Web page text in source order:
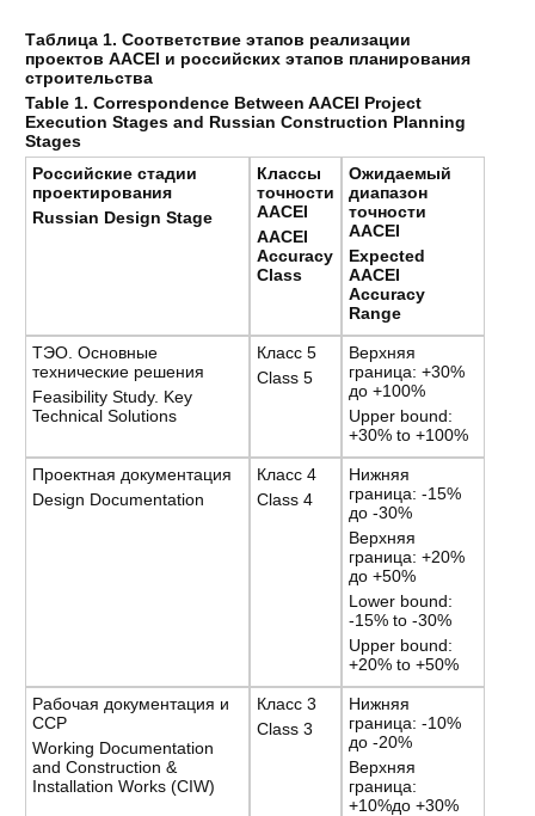
Таблица 1. Соответствие этапов реализации
проектов AACEI и российских этапов планирования
строительства
Table 1. Correspondence Between AACEI Project
Execution Stages and Russian Construction Planning
Stages
Российские стадии
проектирования
Russian Design Stage
Классы
точности
AACEI
AACEI
Accuracy
Class
Ожидаемый
диапазон
точности
AACEI
Expected
AACEI
Accuracy
Range
ТЭО. Основные
технические решения
Feasibility Study. Key
Technical Solutions
Класс 5
Class 5
Верхняя
граница: +30%
до +100%
Upper bound:
+30% to +100%
Проектная документация
Design Documentation
Класс 4
Class 4
Нижняя
граница: -15%
до -30%
Верхняя
граница: +20%
до +50%
Lower bound:
-15% to -30%
Upper bound:
+20% to +50%
Рабочая документация и
ССР
Working Documentation
and Construction &
Installation Works (CIW)
Класс 3
Class 3
Нижняя
граница: -10%
до -20%
Верхняя
граница:
+10%до +30%